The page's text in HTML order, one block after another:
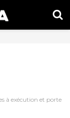
à exécution et porte